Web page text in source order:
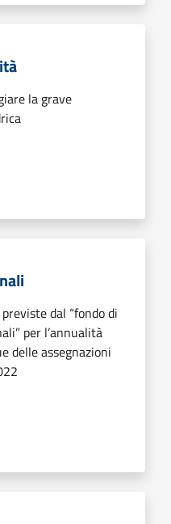
la grave
dal “fondo di
per l’annualità
delle assegnazioni